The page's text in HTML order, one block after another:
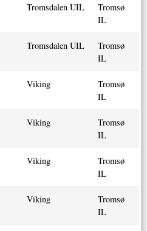
Tromsdalen UIL
Tromsø
IL
Tromsdalen UIL
Tromsø
IL
Viking
Tromsø
IL
Viking
Tromsø
IL
Viking
Tromsø
IL
Viking
Tromsø
IL